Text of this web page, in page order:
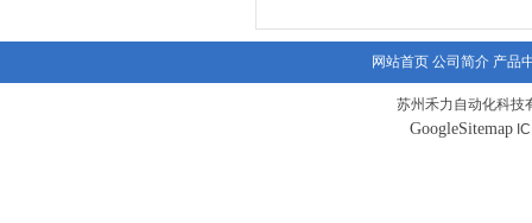
网站首页 公司简介 产品
苏州禾力自动化科技
GoogleSitemap